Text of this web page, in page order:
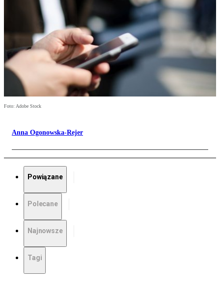
Foto: Adobe Stock
Anna Ogonowska-Rejer
Powiązane
Polecane
Najnowsze
Tagi